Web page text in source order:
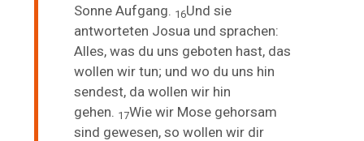
Sonne Aufgang. 16Und sie
antworteten Josua und sprachen:
Alles, was du uns geboten hast, das
wollen wir tun; und wo du uns hin
sendest, da wollen wir hin
gehen. 17Wie wir Mose gehorsam
sind gewesen, so wollen wir dir